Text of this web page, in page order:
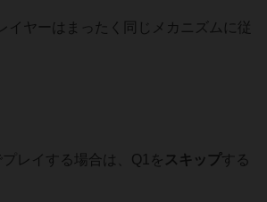
イヤーはまったく同じメカニズムに従
レイする場合は、Q1を スキップする